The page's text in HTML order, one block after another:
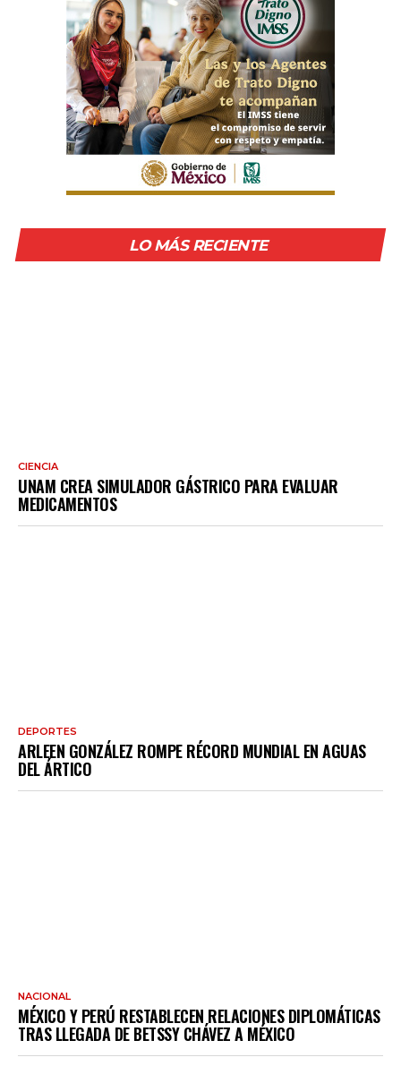
LO MÁS RECIENTE
CIENCIA
UNAM CREA SIMULADOR GÁSTRICO PARA EVALUAR
MEDICAMENTOS
DEPORTES
ARLEEN GONZÁLEZ ROMPE RÉCORD MUNDIAL EN AGUAS
DEL ÁRTICO
NACIONAL
MÉXICO Y PERÚ RESTABLECEN RELACIONES DIPLOMÁTICAS
TRAS LLEGADA DE BETSSY CHÁVEZ A MÉXICO